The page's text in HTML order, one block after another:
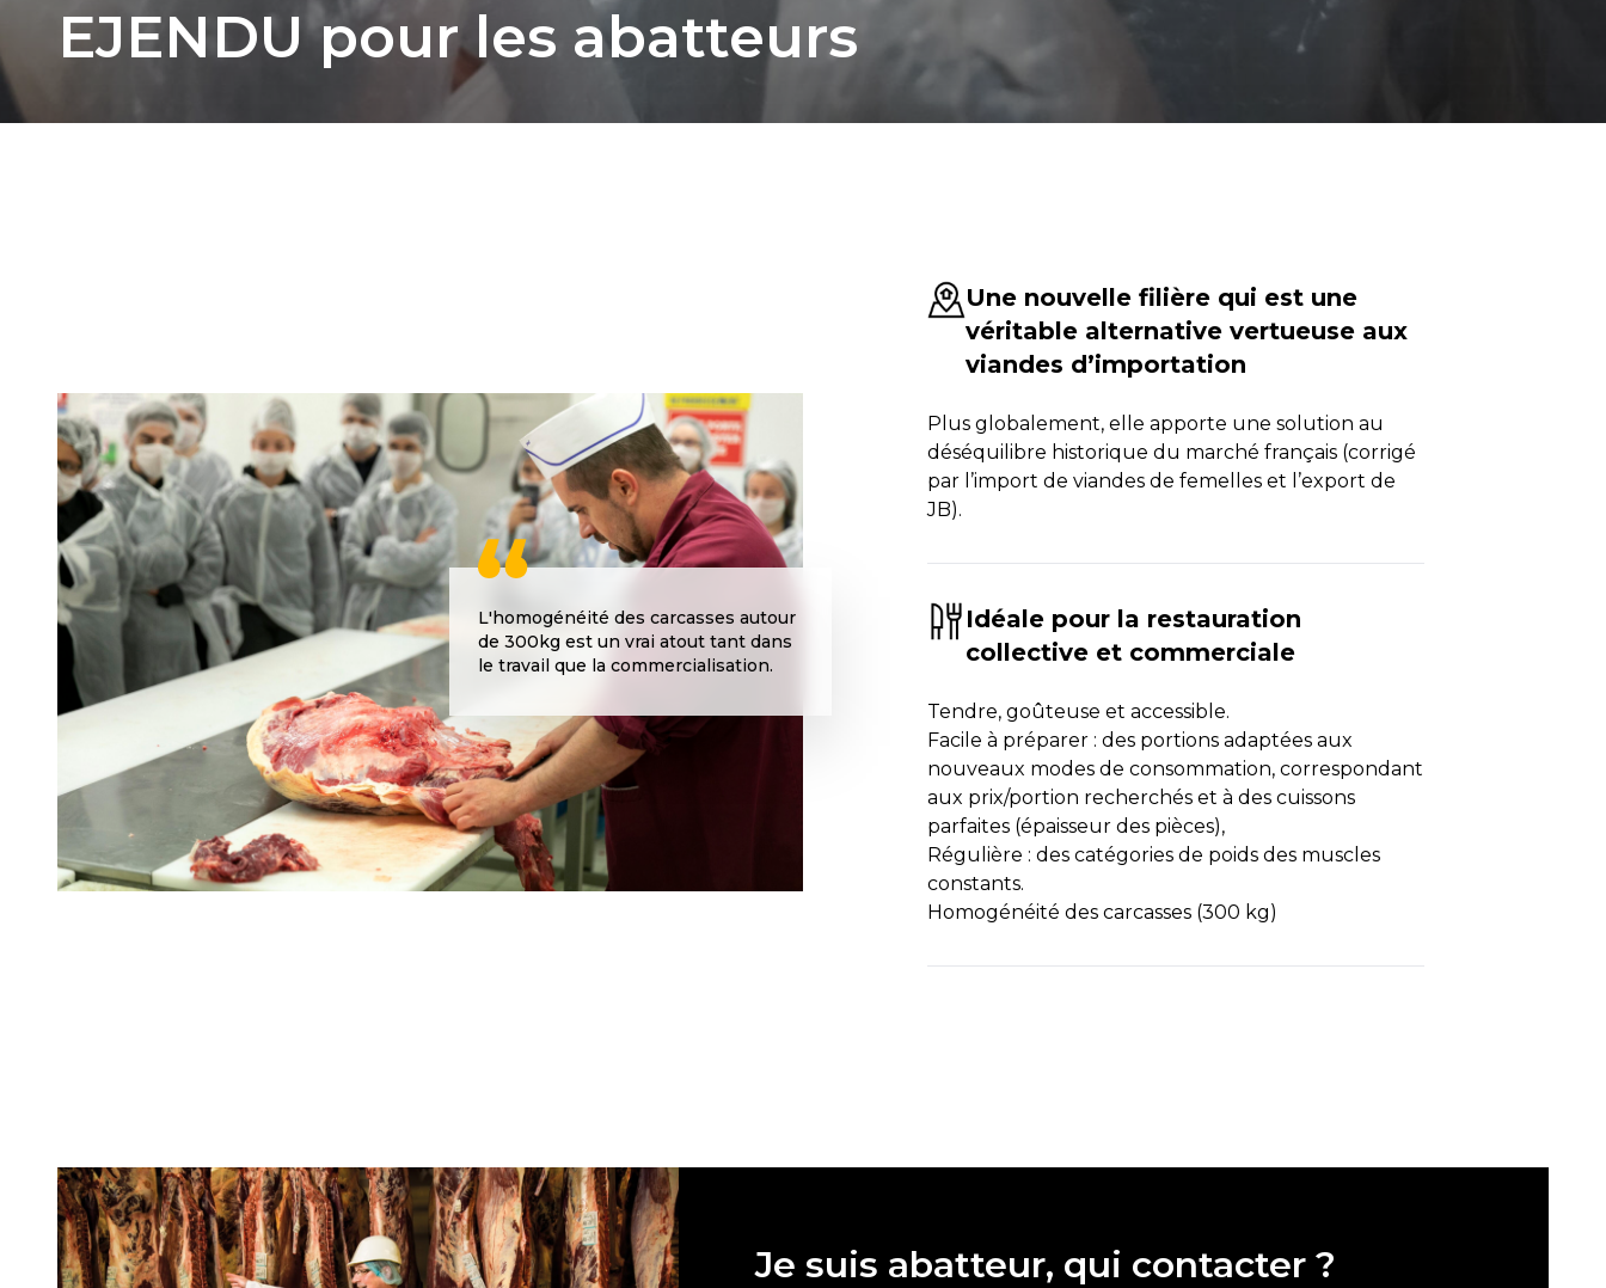
EJENDU pour les abatteurs
L'homogénéité des carcasses autour
de 300kg est un vrai atout tant dans
le travail que la commercialisation.
Une nouvelle filière qui est une
véritable alternative vertueuse aux
viandes d’importation
Plus globalement, elle apporte une solution au
déséquilibre historique du marché français (corrigé
par l’import de viandes de femelles et l’export de
JB).
Idéale pour la restauration
collective et commerciale
Tendre, goûteuse et accessible.
Facile à préparer : des portions adaptées aux
nouveaux modes de consommation, correspondant
aux prix/portion recherchés et à des cuissons
parfaites (épaisseur des pièces),
Régulière : des catégories de poids des muscles
constants.
Homogénéité des carcasses (300 kg)
Je suis abatteur, qui contacter ?